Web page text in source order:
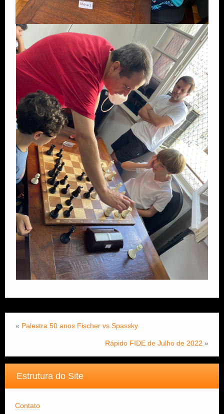
« Palestra 50 anos Fischer vs Spassky
Rápido FIDE de Julho de 2022 »
Estrutura do Site
Contato